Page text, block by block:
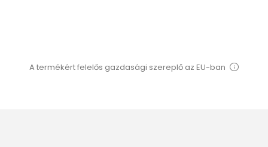
A termékért felelős gazdasági szereplő az EU-ban